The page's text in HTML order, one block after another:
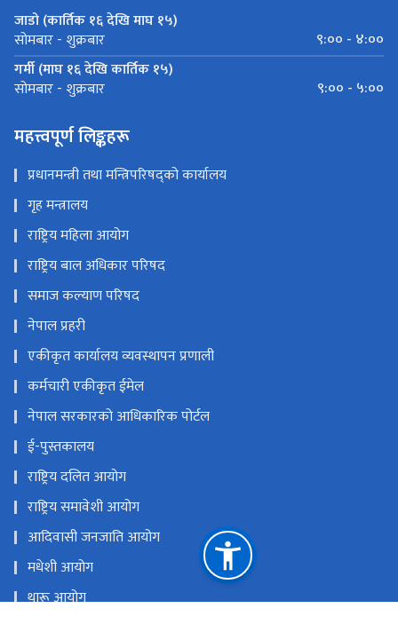
जाडो (कार्तिक १६ देखि माघ १५)
सोमबार - शुक्रबार
९:०० - ४:००
गर्मी (माघ १६ देखि कार्तिक १५)
सोमबार - शुक्रबार ९:०० - ५:००
महत्त्वपूर्ण लिङ्कहरू
प्रधानमन्त्री तथा मन्त्रिपरिषद्को कार्यालय
गृह मन्त्रालय
राष्ट्रिय महिला आयोग
राष्ट्रिय बाल अधिकार परिषद
समाज कल्याण परिषद
नेपाल प्रहरी
एकीकृत कार्यालय व्यवस्थापन प्रणाली
कर्मचारी एकीकृत ईमेल
नेपाल सरकारको आधिकारिक पोर्टल
ई-पुस्तकालय
राष्ट्रिय दलित आयोग
राष्ट्रिय समावेशी आयोग
आदिवासी जनजाति आयोग
मधेशी आयोग
थारू आयोग